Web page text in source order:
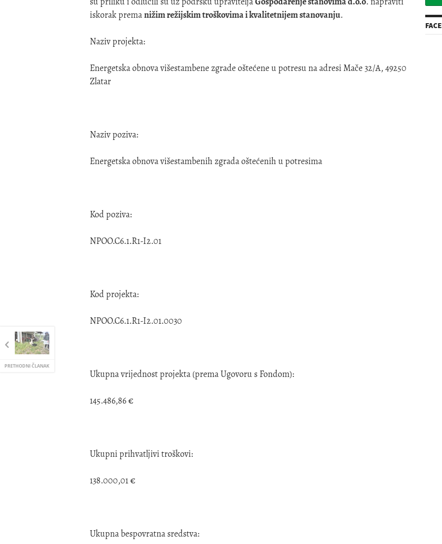
PRETHODNI ČLANAK
iskorak premanižim režijskim troškovima i kvalitetnijem stanovanju.
Naziv projekta:
Energetska obnova višestambene zgrade oštećene u potresu na adresi Mače 32/A, 49250
Zlatar
Naziv poziva:
Energetska obnova višestambenih zgrada oštećenih u potresima
Kod poziva:
NPOO.C6.1.R1-I2.01
Kod projekta:
NPOO.C6.1.R1-I2.01.0030
Ukupna vrijednost projekta (prema Ugovoru s Fondom):
145.486,86 €
Ukupni prihvatljivi troškovi:
138.000,01 €
Ukupna bespovratna sredstva: